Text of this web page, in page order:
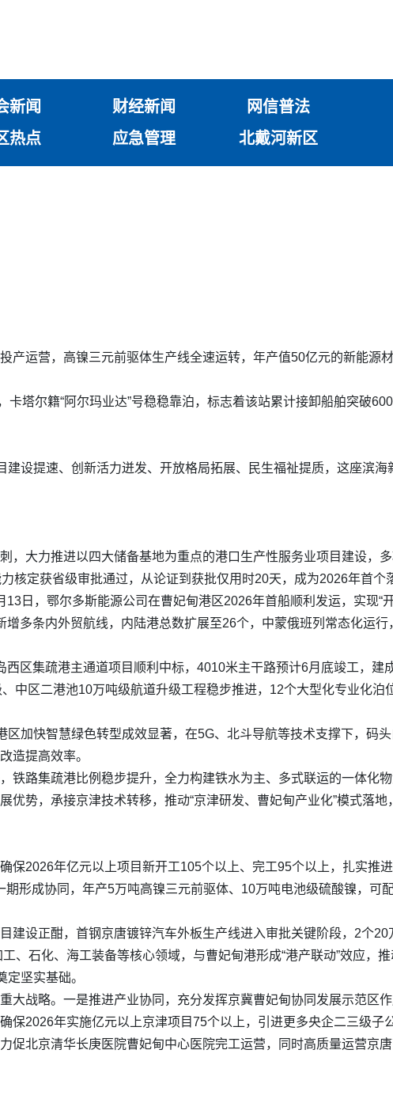
新闻 财经新闻 网信普法
热点 应急管理 北戴河新区
产运营，高镍三元前驱体生产线全速运转，年产值50亿元的新能源
塔尔籍“阿尔玛业达”号稳稳靠泊，标志着该站累计接卸船舶突破
建设提速、创新活力迸发、开放格局拓展、民生福祉提质，这座滨
，大力推进以四大储备基地为重点的港口生产性服务业项目建设，多
核定获省级审批通过，从论证到获批仅用时20天，成为2026年首个
日，鄂尔多斯能源公司在曹妃甸港区2026年首船顺利发运，实现“
多条内外贸航线，内陆港总数扩展至26个，中蒙俄班列常态化运行
区集疏港主通道项目顺利中标，4010米主干路预计6月底竣工，建
中区二港池10万吨级航道升级工程稳步推进，12个大型化专业化泊
区加快智慧绿色转型成效显著，在5G、北斗导航等技术支撑下，码
造提高效率。
铁路集疏港比例稳步提升，全力构建铁水为主、多式联运的一体化
势，承接京津技术转移，推动“京津研发、曹妃甸产业化”模式落地
保2026年亿元以上项目新开工105个以上、完工95个以上，扎实推
形成协同，年产5万吨高镍三元前驱体、10万吨电池级硫酸镍，可
建设正酣，首钢京唐镀锌汽车外板生产线进入审批关键阶段，2个
、石化、海工装备等核心领域，与曹妃甸港形成“港产联动”效应，
定坚实基础。
大战略。一是推进产业协同，充分发挥京冀曹妃甸协同发展示范区
保2026年实施亿元以上京津项目75个以上，引进更多央企二三级子
促北京清华长庚医院曹妃甸中心医院完工运营，同时高质量运营京